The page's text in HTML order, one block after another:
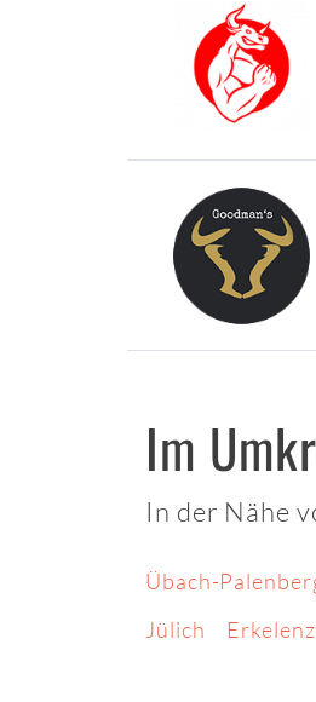
Im
In der Nähe
Übach-
Jülich
Erkelenz